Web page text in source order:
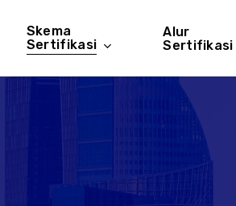
Skema
Sertifikasi
Alur
Sertifikasi